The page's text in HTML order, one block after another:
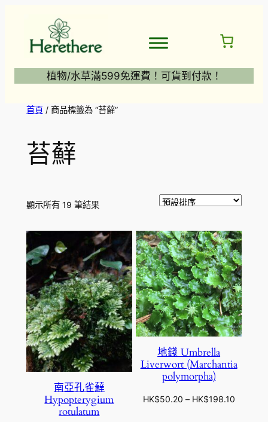
植物/水草滿599免運費！可貨到付款！
首頁/ 商品標籤為 “苔蘚”
苔蘚
顯示所有 19 筆結果
南亞孔雀蘚
Hypopterygium
rotulatum
地錢 Umbrella
Liverwort (Marchantia
polymorpha)
HK$50.20 – HK$198.10價